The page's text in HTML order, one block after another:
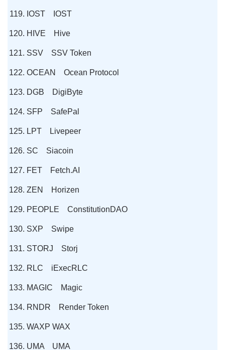
IOST IOST
HIVE Hive
SSV SSV Token
OCEAN Ocean Protocol
DGB DigiByte
SFP SafePal
LPT Livepeer
SC Siacoin
FET Fetch.AI
ZEN Horizen
PEOPLE ConstitutionDAO
SXP Swipe
STORJ Storj
RLC iExecRLC
MAGIC Magic
RNDR Render Token
WAXP WAX
UMA UMA